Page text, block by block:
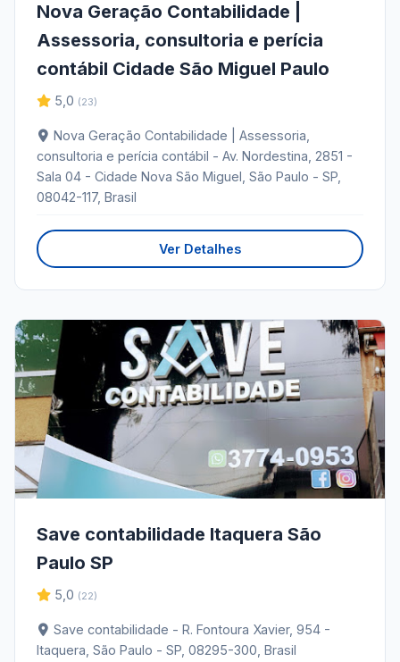
Nova Geração Contabilidade |
Assessoria, consultoria e perícia
contábil Cidade São Miguel Paulo
5,0 (23)
Nova Geração Contabilidade | Assessoria,
consultoria e perícia contábil - Av. Nordestina, 2851 -
Sala 04 - Cidade Nova São Miguel, São Paulo - SP,
08042-117, Brasil
Ver Detalhes
Save contabilidade Itaquera São
Paulo SP
5,0 (22)
Save contabilidade - R. Fontoura Xavier, 954 -
Itaquera, São Paulo - SP, 08295-300, Brasil